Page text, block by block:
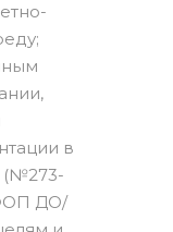
в
(№273-
ДО/